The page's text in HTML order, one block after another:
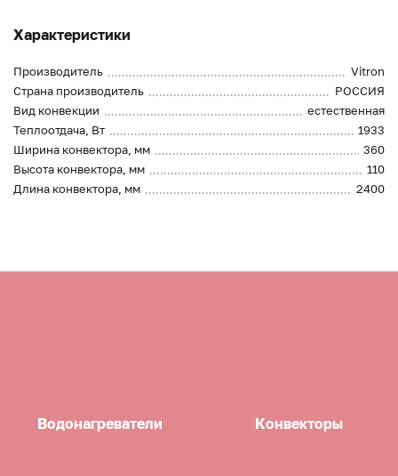
Характеристики
Производитель
Vitron
Страна производитель
РОССИЯ
Вид конвекции
естественная
Теплоотдача, Вт
1933
Ширина конвектора, мм
360
Высота конвектора, мм
110
Длина конвектора, мм
2400
Водонагреватели Конвекторы